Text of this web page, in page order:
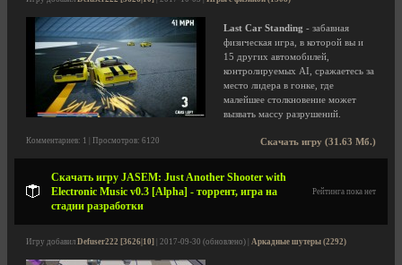
Last Car Standing - забавная
физическая игра, в которой вы и
15 других автомобилей,
контролируемых AI, сражаетесь за
место лидера в гонке, где
малейшее столкновение может
вызвать массу разрушений.
Скачать игру (31.63 Мб.)
Комментариев: 1 | Просмотров: 6120
Скачать игру JASEM: Just Another Shooter with
Electronic Music v0.3 [Alpha] - торрент, игра на
стадии разработки
Рейтинга пока нет
Игру добавил Defuser222 [3626|10] | 2017-09-30 (обновлено) | Аркадные шутеры (2292)